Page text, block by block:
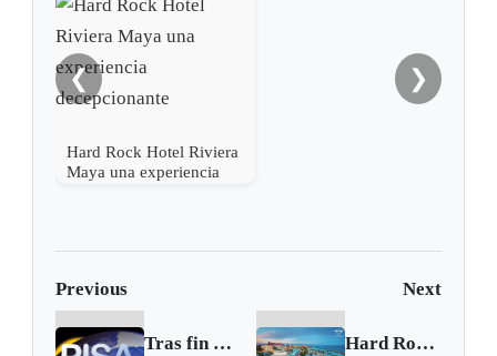
❮
Hard Rock Hotel Riviera
Maya una experiencia
❯
Previous Next
Tras fin del paro se definen nuevas fechas para que Colombia presente las Pruebas Pisa Hard Rock Hotel Riviera Maya una experiencia decepcionante